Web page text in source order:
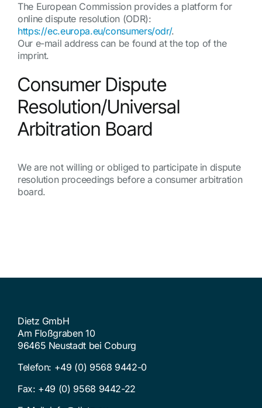
The European Commission provides a platform for
online dispute resolution (ODR):
https://ec.europa.eu/consumers/odr/.
Our e-mail address can be found at the top of the
imprint.
Consumer Dispute
Resolution/Universal
Arbitration Board
We are not willing or obliged to participate in dispute
resolution proceedings before a consumer arbitration
board.
Dietz GmbH
Am Floßgraben 10
96465 Neustadt bei Coburg
Telefon: +49 (0) 9568 9442-0
Fax: +49 (0) 9568 9442-22